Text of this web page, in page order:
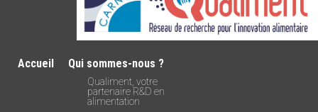
Accueil Qui sommes-nous ?
Qualiment, votre
partenaire R&D en
alimentation